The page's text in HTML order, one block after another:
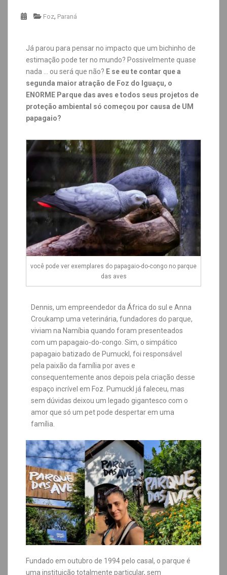
Foz, Paraná
Já parou para pensar no impacto que um bichinho de
estimação pode ter no mundo? Possivelmente quase
nada … ou será que não? E se eu te contar que a
segunda maior atração de Foz do Iguaçu, o
ENORME Parque das aves e todos seus projetos de
proteção ambiental só começou por causa de UM
papagaio?
você pode ver exemplares do papagaio-do-congo no parque
das aves
Dennis, um empreendedor da África do sul e Anna
Croukamp uma veterinária, fundadores do parque,
viviam na Namíbia quando foram presenteados
com um papagaio-do-congo. Sim, o simpático
papagaio batizado de Pumuckl, foi responsável
pela paixão da família por aves e
consequentemente anos depois pela criação desse
espaço incrível em Foz. Pumuckl já faleceu, mas
sem dúvidas deixou um legado gigantesco com o
amor que só um pet pode despertar em uma
família.
Fundado em outubro de 1994 pelo casal, o parque é
uma instituição totalmente particular, sem